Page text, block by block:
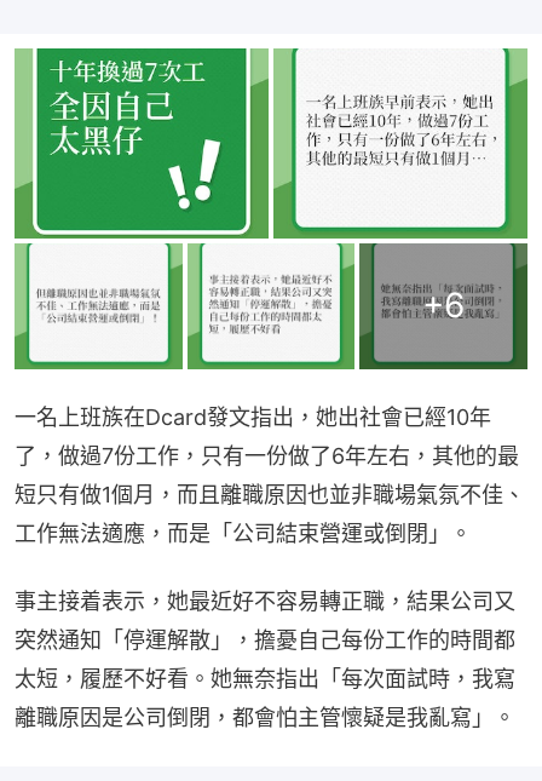
+6
一名上班族在Dcard發文指出，她出社會已經10年
了，做過7份工作，只有一份做了6年左右，其他的最
短只有做1個月，而且離職原因也並非職場氣氛不佳、
工作無法適應，而是「公司結束營運或倒閉」。
事主接着表示，她最近好不容易轉正職，結果公司又
突然通知「停運解散」，擔憂自己每份工作的時間都
太短，履歷不好看。她無奈指出「每次面試時，我寫
離職原因是公司倒閉，都會怕主管懷疑是我亂寫」。